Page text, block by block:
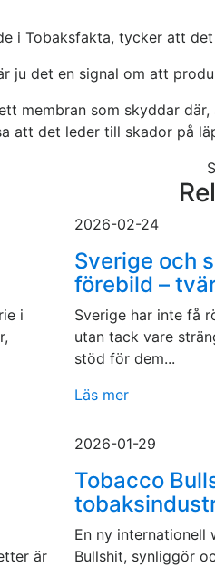
i Tobaksfakta, tycker att
ju det en signal om att
membran som skyddar
att det leder till skador på
i
2026-02-24
Sverige och
förebild –
Sverige har inte få
utan tack vare
stöd för dem...
Läs mer
är
2026-01-29
Tobacco
En ny internationell
Bullshit, synliggör